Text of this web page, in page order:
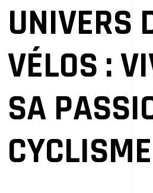
UNIVERS
VÉLOS :
SA